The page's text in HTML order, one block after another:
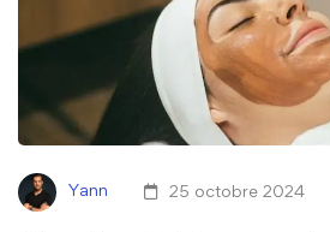
Yann 25 octobre 2024